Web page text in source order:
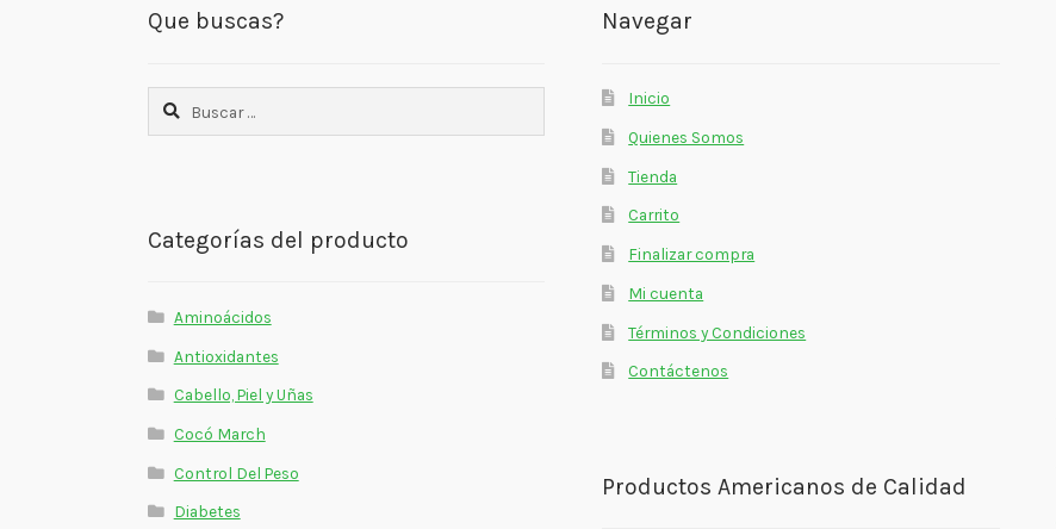
Que buscas?
Buscar:
Categorías del producto
Aminoácidos
Antioxidantes
Cabello, Piel y Uñas
Cocó March
Control Del Peso
Diabetes
Navegar
Inicio
Quienes Somos
Tienda
Carrito
Finalizar compra
Mi cuenta
Términos y Condiciones
Contáctenos
Productos Americanos de Calidad